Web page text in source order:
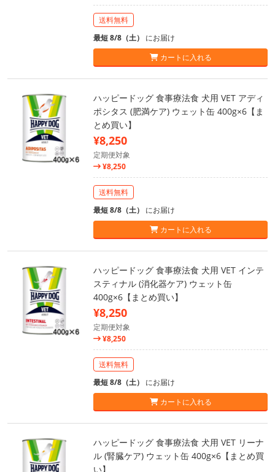
送料無料
最短 8/8（土） にお届け
カートに入れる
ハッピードッグ 食事療法食 犬用 VET アディ
ポシタス (肥満ケア) ウェット缶 400g×6【ま
とめ買い】
¥8,250
定期便対象
¥8,250
送料無料
最短 8/8（土） にお届け
カートに入れる
ハッピードッグ 食事療法食 犬用 VET インテ
スティナル (消化器ケア) ウェット缶
400g×6【まとめ買い】
¥8,250
定期便対象
¥8,250
送料無料
最短 8/8（土） にお届け
カートに入れる
ハッピードッグ 食事療法食 犬用 VET リーナ
ル (腎臓ケア) ウェット缶 400g×6【まとめ買
い】